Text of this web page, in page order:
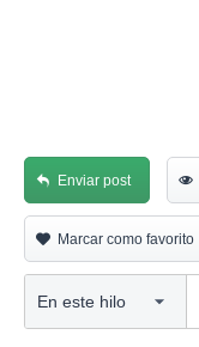
Enviar post
Marcar como favorito